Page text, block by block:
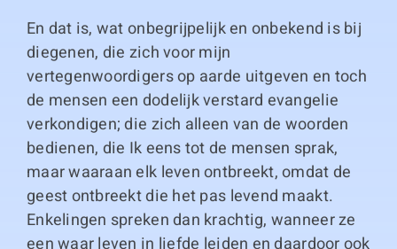
En dat is, wat onbegrijpelijk en onbekend is bij
diegenen, die zich voor mijn
vertegenwoordigers op aarde uitgeven en toch
de mensen een dodelijk verstard evangelie
verkondigen; die zich alleen van de woorden
bedienen, die Ik eens tot de mensen sprak,
maar waaraan elk leven ontbreekt, omdat de
geest ontbreekt die het pas levend maakt.
Enkelingen spreken dan krachtig, wanneer ze
een waar leven in liefde leiden en daardoor ook